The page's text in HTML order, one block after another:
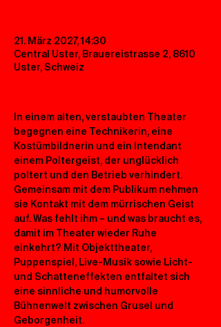
21. März 2027, 14:30
Central Uster, Brauereistrasse 2, 8610
Uster, Schweiz
In einem alten, verstaubten Theater
begegnen eine Technikerin, eine
Kostümbildnerin und ein Intendant
einem Poltergeist, der unglücklich
poltert und den Betrieb verhindert.
Gemeinsam mit dem Publikum nehmen
sie Kontakt mit dem mürrischen Geist
auf. Was fehlt ihm – und was braucht es,
damit im Theater wieder Ruhe
einkehrt? Mit Objekttheater,
Puppenspiel, Live-Musik sowie Licht-
und Schatteneffekten entfaltet sich
eine sinnliche und humorvolle
Bühnenwelt zwischen Grusel und
Geborgenheit.